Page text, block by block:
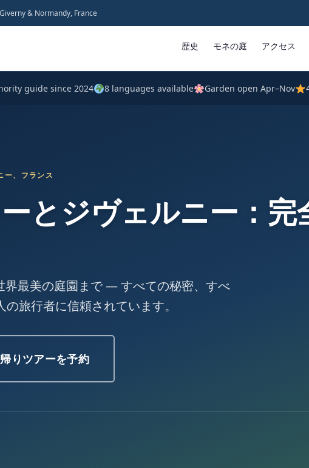
& Normandy, France
歴史 モネの庭 アクセス
guide since 2024 8 languages available Garden open Apr–Nov
ー、フランス
とジヴェルニー：完
界最美の庭園まで — すべての秘密、すべ
旅行者に信頼されています。
りツアーを予約